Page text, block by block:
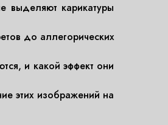
выделяют карикатуры
до аллегорических
и какой эффект они
этих изображений на